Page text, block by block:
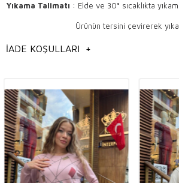
Yıkama Talimatı : Elde ve 30° sıcaklıkta
Ürünün tersini çevirerek
Hafif ısı ile ütülenir .
Noktası
Trikolar, kadın giyiminde her zaman popülerliğini
koruyan, hoş ve şık tasarımlarıyla dikkat çeken
trikolar, elegant detayları ve trend
kullanımda hem de özel davetlerde fark yaratır.
butik sahiplerinin de gözdesi olan bu ürünler,
parçaları arasında yer alır. Trikoların sunduğu
dört mevsim tercih edebileceği en moda ürünler
İADE KOŞULLARI +